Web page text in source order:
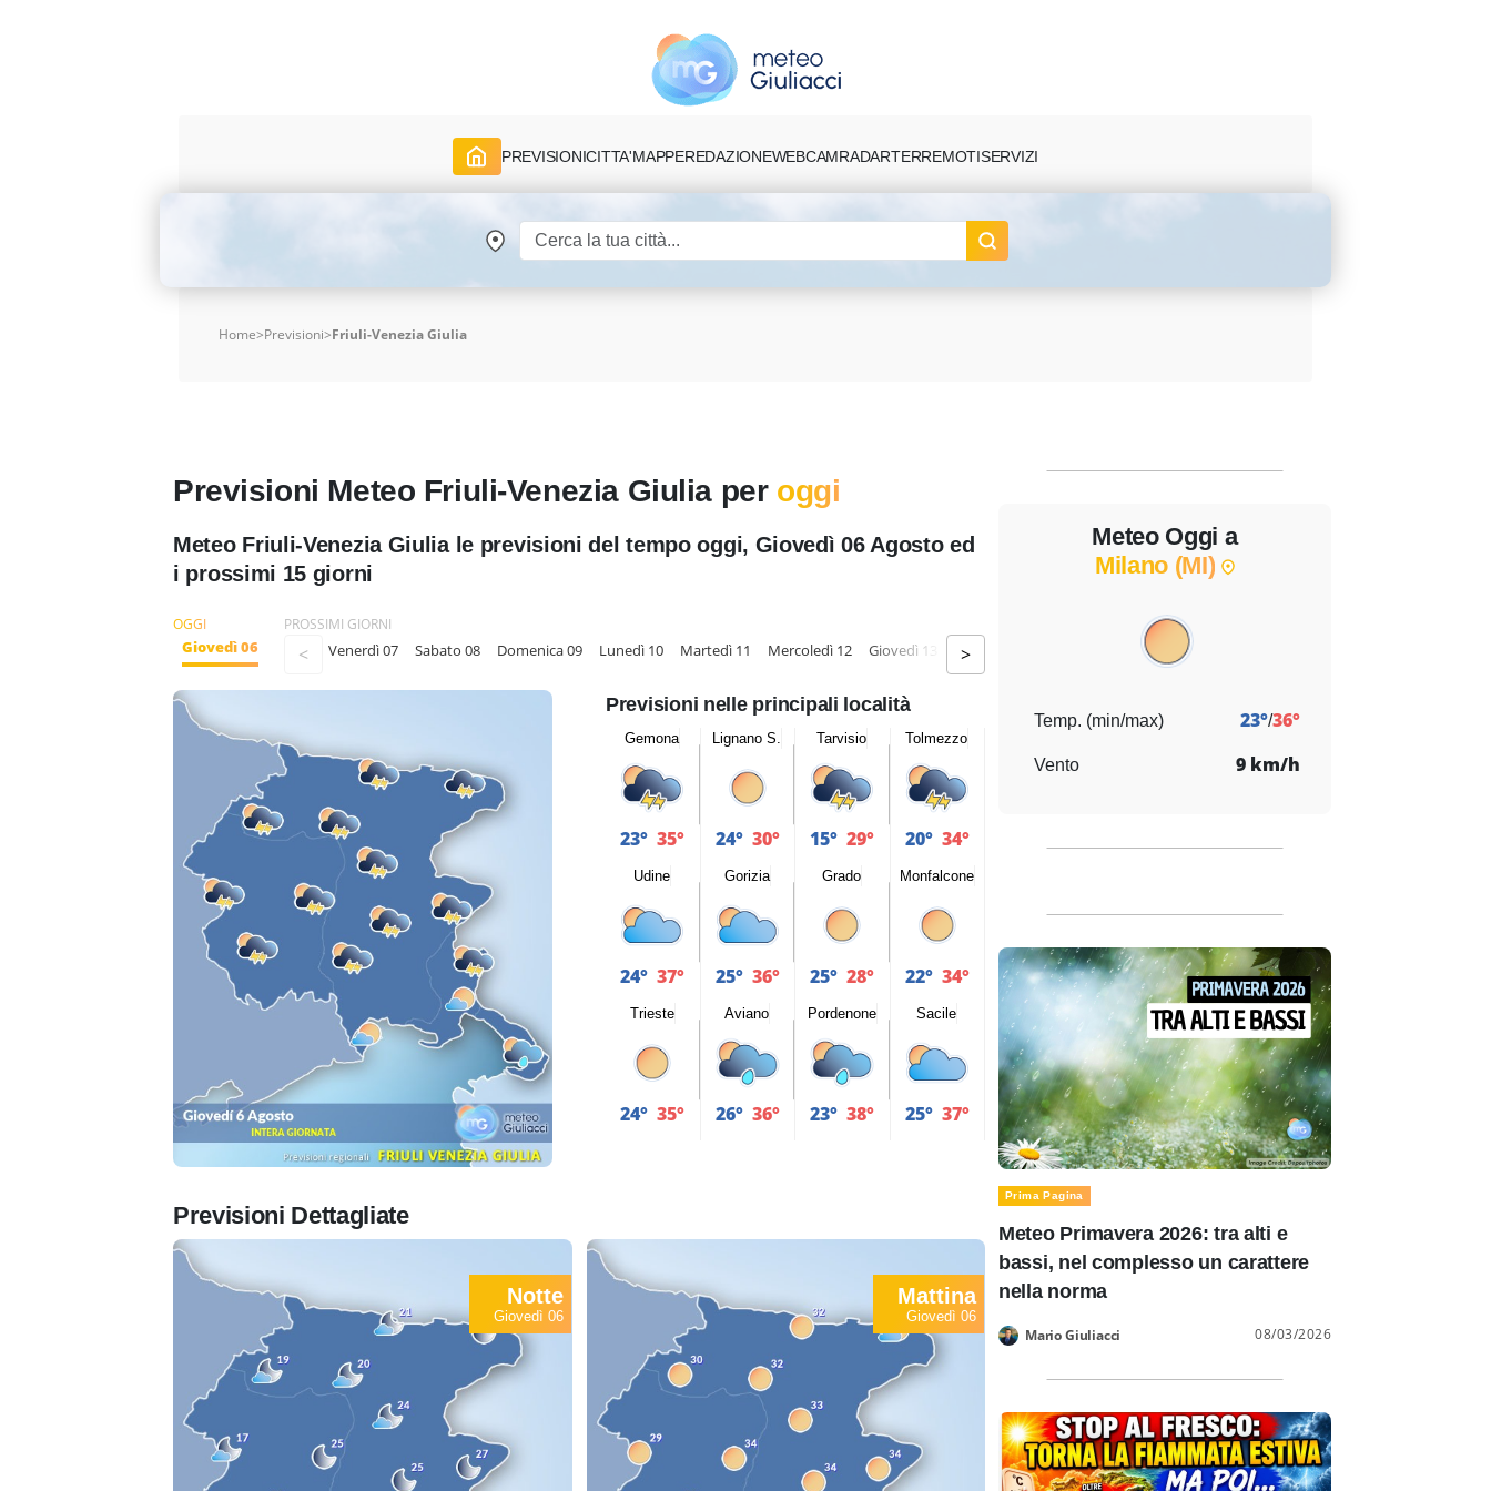
PREVISIONICITTA'MAPPEREDAZIONEWEBCAMRADARTERREMOTISERVIZI
Home>Previsioni>Friuli-Venezia Giulia
Previsioni Meteo Friuli-Venezia Giulia per oggi
Meteo Friuli-Venezia Giulia le previsioni del tempo oggi, Giovedì 06 Agosto ed
i prossimi 15 giorni
OGGI
Giovedì 06
PROSSIMI GIORNI
< Venerdì 07 Sabato 08 Domenica 09 Lunedì 10 Martedì 11 Mercoledì 12 Giovedì 13 Venerdì 14 Domenica 16
>
Previsioni nelle principali località
Gemona
23° 35°
Lignano S.
24° 30°
Tarvisio
15° 29°
Tolmezzo
20° 34°
Udine
24° 37°
Gorizia
25° 36°
Grado
25° 28°
Monfalcone
22° 34°
Trieste
24° 35°
Aviano
26° 36°
Pordenone
23° 38°
Sacile
25° 37°
Previsioni Dettagliate
Notte
Giovedì 06
Mattina
Giovedì 06
Meteo Oggi a
Milano (MI)
Temp. (min/max) 23°/36°
Vento 9 km/h
Prima Pagina
Meteo Primavera 2026: tra alti e
bassi, nel complesso un carattere
nella norma
Mario Giuliacci 08/03/2026